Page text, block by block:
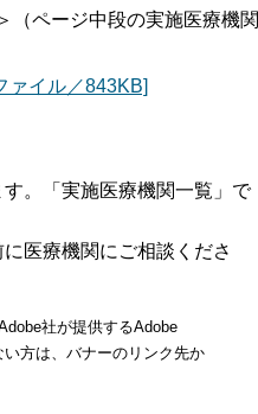
（ページ中段の実施医療機関
ァイル／843KB]
。「実施医療機関一覧」で
医療機関にご相談くださ
社が提供するAdobe
方は、バナーのリンク先か